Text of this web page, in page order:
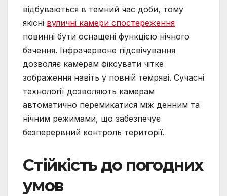
відбуваються в темний час доби, тому
якісні вуличні камери спостереження
повинні бути оснащені функцією нічного
бачення. Інфрачервоне підсвічування
дозволяє камерам фіксувати чітке
зображення навіть у повній темряві. Сучасні
технології дозволяють камерам
автоматично перемикатися між денним та
нічним режимами, що забезпечує
безперервний контроль території.
Стійкість до погодних
умов